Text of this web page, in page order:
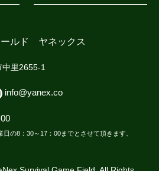
ールド ヤネックス
里2655-1
info@yanex.co
の8：30～17：00までとさせて頂きます。